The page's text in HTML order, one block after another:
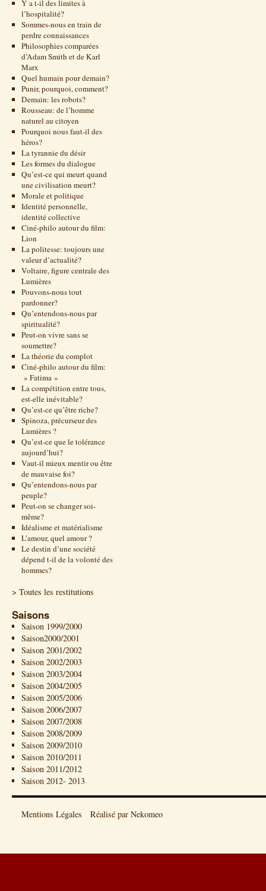
Y a t-il des limites à
l’hospitalité?
Sommes-nous en train de
perdre connaissances
Philosophies comparées
d’Adam Smith et de Karl
Marx
Quel humain pour demain?
Punir, pourquoi, comment?
Demain: les robots?
Rousseau: de l’homme
naturel au citoyen
Pourquoi nous faut-il des
héros?
La tyrannie du désir
Les formes du dialogue
Qu’est-ce qui meurt quand
une civilisation meurt?
Morale et politique
Identité personnelle,
identité collective
Ciné-philo autour du film:
Lion
La politesse: toujours une
valeur d’actualité?
Voltaire, figure centrale des
Lumières
Pouvons-nous tout
pardonner?
Qu’entendons-nous par
spiritualité?
Peut-on vivre sans se
soumettre?
La théorie du complot
Ciné-philo autour du film:
» Fatima »
La compétition entre tous,
est-elle inévitable?
Qu’est-ce qu’être riche?
Spinoza, précurseur des
Lumières ?
Qu’est-ce que le tolérance
aujourd’hui?
Vaut-il mieux mentir ou être
de mauvaise foi?
Qu’entendons-nous par
peuple?
Peut-on se changer soi-
même?
Idéalisme et matérialisme
L’amour, quel amour ?
Le destin d’une société
dépend t-il de la volonté des
hommes?
> Toutes les restitutions
Saisons
Saison 1999/2000
Saison2000/2001
Saison 2001/2002
Saison 2002/2003
Saison 2003/2004
Saison 2004/2005
Saison 2005/2006
Saison 2006/2007
Saison 2007/2008
Saison 2008/2009
Saison 2009/2010
Saison 2010/2011
Saison 2011/2012
Saison 2012- 2013
Mentions Légales Réalisé par Nekomeo